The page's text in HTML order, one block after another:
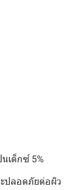
เด็กซ์ 5%
ปลอดภัยต่อผิว